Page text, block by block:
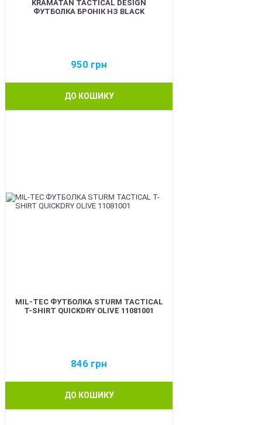
KRAMATAN TACTICAL DESIGN
ФУТБОЛКА БРОНІК НЗ BLACK
950 грн
ДО КОШИКУ
MIL-TEC ФУТБОЛКА STURM TACTICAL
T-SHIRT QUICKDRY OLIVE 11081001
846 грн
ДО КОШИКУ